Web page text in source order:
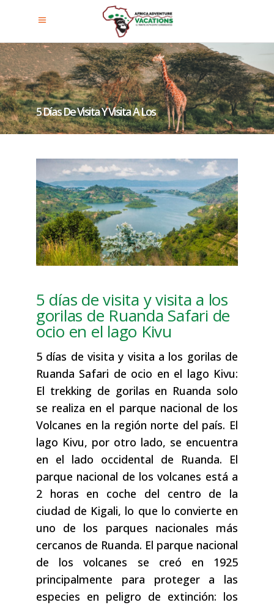
5 Días De Visita Y Visita A Los
En El Lago Kivu
5 días de visita y visita a los
gorilas de Ruanda Safari de
ocio en el lago Kivu
5 días de visita y visita a los gorilas de
Ruanda Safari de ocio en el lago Kivu:
El trekking de gorilas en Ruanda solo
se realiza en el parque nacional de los
Volcanes en la región norte del país. El
lago Kivu, por otro lado, se encuentra
en el lado occidental de Ruanda. El
parque nacional de los volcanes está a
2 horas en coche del centro de la
ciudad de Kigali, lo que lo convierte en
uno de los parques nacionales más
cercanos de Ruanda. El parque nacional
de los volcanes se creó en 1925
principalmente para proteger a las
especies en peligro de extinción: los